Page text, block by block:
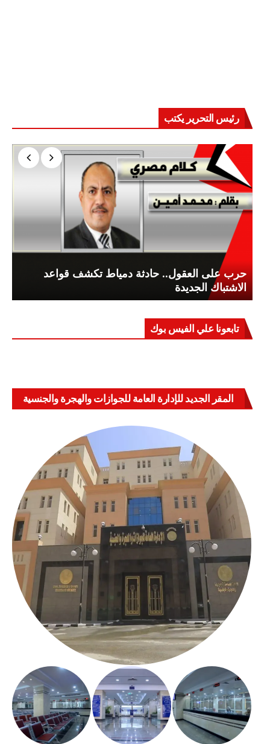
رئيس التحرير يكتب
حرب على العقول.. حادثة دمياط تكشف قواعد
الاشتباك الجديدة
تابعونا علي الفيس بوك
المقر الجديد للإدارة العامة للجوازات والهجرة والجنسية